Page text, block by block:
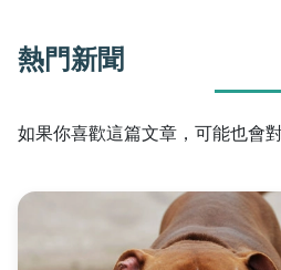
熱門新聞
如果你喜歡這篇文章，可能也會